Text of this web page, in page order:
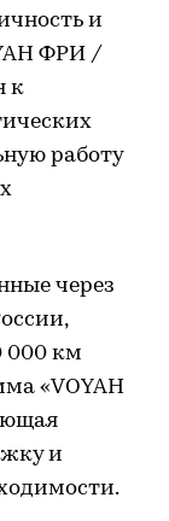
и
ФРИ /
к
работу
через
000 км
«VOYAH
и